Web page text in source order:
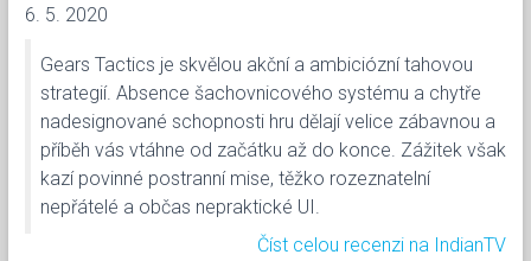
6. 5. 2020
Gears Tactics je skvělou akční a ambiciózní tahovou
strategií. Absence šachovnicového systému a chytře
nadesignované schopnosti hru dělají velice zábavnou a
příběh vás vtáhne od začátku až do konce. Zážitek však
kazí povinné postranní mise, těžko rozeznatelní
nepřátelé a občas nepraktické UI.
Číst celou recenzi na IndianTV